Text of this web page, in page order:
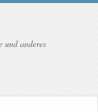
und anderes